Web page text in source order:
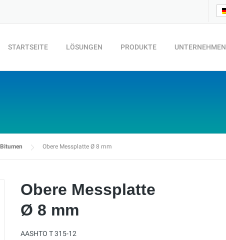
STARTSEITE LÖSUNGEN PRODUKTE UNTERNEHMEN
Bitumen Obere Messplatte Ø 8 mm
Obere Messplatte
Ø 8 mm
AASHTO T 315-12